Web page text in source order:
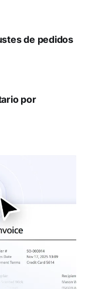
de pedidos
por